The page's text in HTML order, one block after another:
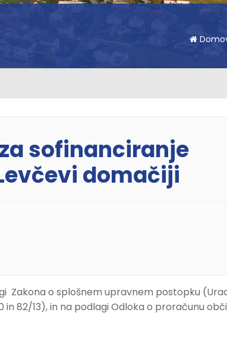
sofinanciranje
domačiji
Zakona o splošnem upravnem postopku
82/13), in na podlagi Odloka o proračunu